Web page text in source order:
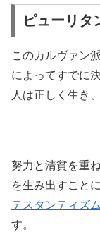
ピューリタ
このカルヴァン
によってすでに
人は正しく生き
努力と清貧を重
を生み出すこと
テスタンティズ
す。